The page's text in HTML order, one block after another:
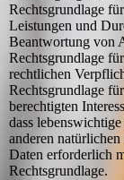
Rechtsgrundlage
Leistungen und
Beantwortung von
Rechtsgrundlage
rechtlichen
Rechtsgrundlage
berechtigten
dass
anderen
Daten erforderlich
Rechtsgrundlage.